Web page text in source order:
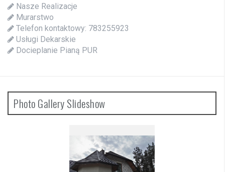
Nasze Realizacje
Murarstwo
Telefon kontaktowy: 783255923
Usługi Dekarskie
Docieplanie Pianą PUR
Photo Gallery Slideshow